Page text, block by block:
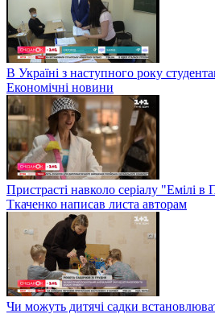
В Україні з наступного року
Економічні новини
Пристрасті навколо серіалу "Емілі
Ткаченко написав листа авторам
Чи можуть дитячі садки